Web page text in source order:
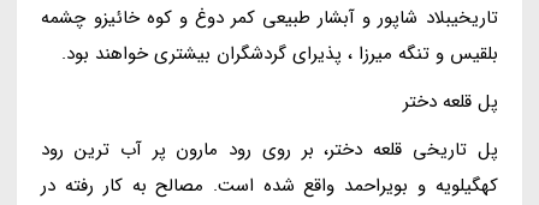
تاریخیبلاد شاپور و آبشار طبیعی کمر دوغ و کوه خائیزو چشمه
بلقیس و تنگه میرزا ، پذیرای گردشگران بیشتری خواهند بود.
پل قلعه دختر
پل تاریخی قلعه دختر، بر روی رود مارون پر آب ترین رود
کهگیلویه و بویراحمد واقع شده است. مصالح به کار رفته در